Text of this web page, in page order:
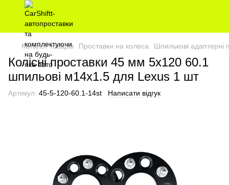
Каталог товарів Проставки на колеса Шпилькові адаптерні
Колісні проставки 45 мм 5х120 60.1
шпильові м14х1.5 для Lexus 1 шт
Артикул: 45-5-120-60.1-14st Написати відгук